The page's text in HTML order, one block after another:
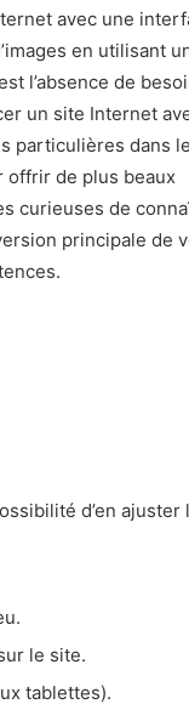
avec une
en utilisant
l’absence de
un site Internet
particulières dans le
offrir de plus beaux
curieuses de
principale de
d’en ajuster
le site.
tablettes).